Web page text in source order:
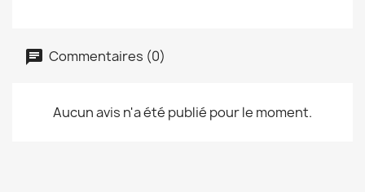
Commentaires (0)
Aucun avis n'a été publié pour le moment.